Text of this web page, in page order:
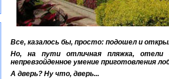
Все, казалось бы, просто: подошел и
Но, на пути отличная пляжка, отели
непревзойденное умение приготовления
А дверь? Ну что, дверь...